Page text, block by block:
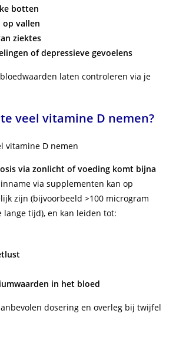
botten
op vallen
ziektes
of depressieve gevoelens
laten controleren via je
veel vitamine D nemen?
via zonlicht of voeding komt bijna
inname via supplementen kan op
zijn (bijvoorbeeld >100 microgram
lange tijd), en kan leiden tot:
in het bloed
dosering en overleg bij twijfel